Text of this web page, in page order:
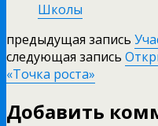
Школы
предыдущая запись
следующая запись
«Точка роста»
Добавить